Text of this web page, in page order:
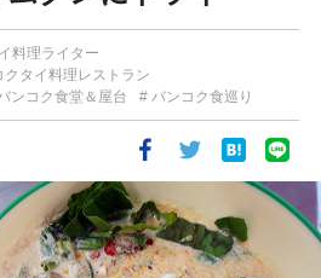
料理ライター
クタイ料理レストラン
ンコク食堂＆屋台 バンコク食巡り